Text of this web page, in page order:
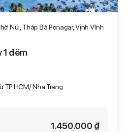
Núi, Tháp Bà Ponagar, Vịnh Vĩnh
1 đêm
TP.HCM/ Nha Trang
1.450.000 ₫